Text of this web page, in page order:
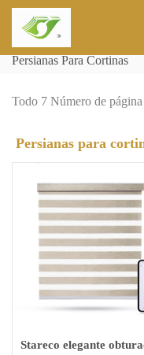
Persianas Para Cortinas
Todo 7 Número de
Persianas para
Stareco elegante